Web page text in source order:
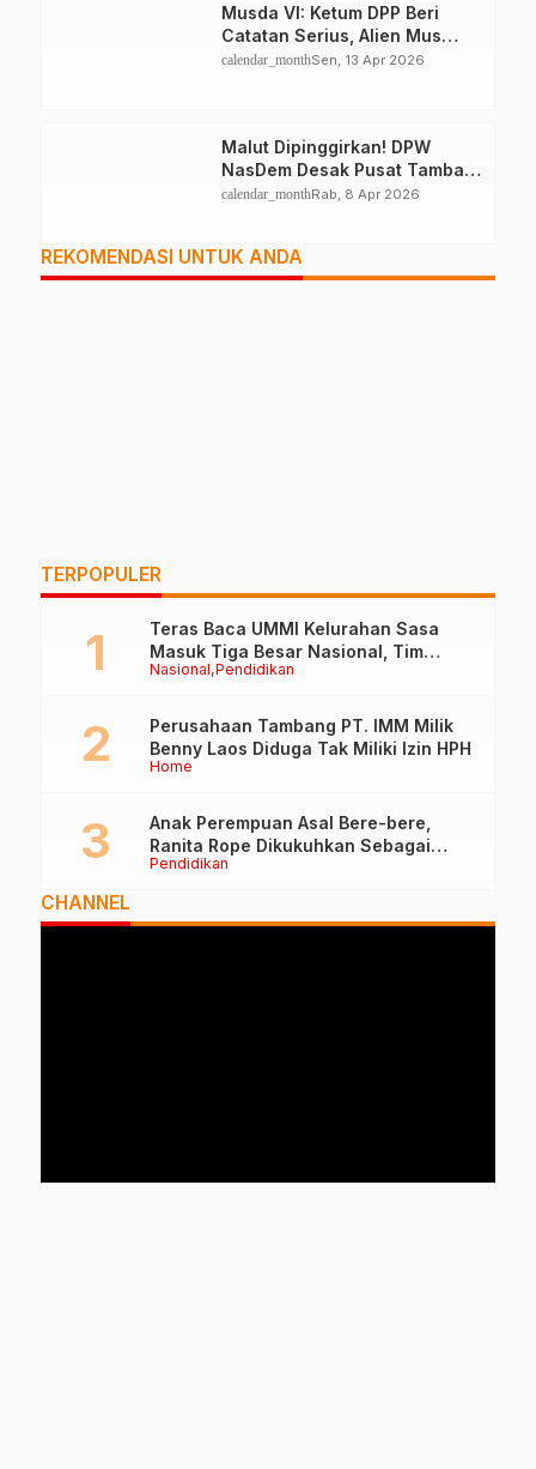
Musda VI: Ketum DPP Beri
Catatan Serius, Alien Mus
Mampu Atau Tidak?
calendar_monthSen, 13 Apr 2026
Malut Dipinggirkan! DPW
NasDem Desak Pusat Tambah
Kursi DPR RI, Jangan Tutup
calendar_monthRab, 8 Apr 2026
REKOMENDASI UNTUK ANDA
TERPOPULER
Nasional Pendidikan
Teras Baca UMMI Kelurahan Sasa
Masuk Tiga Besar Nasional, Tim
Penilai Lakukan Visitasi di Ternate
Home
Perusahaan Tambang PT. IMM Milik
Benny Laos Diduga Tak Miliki Izin HPH
Pendidikan
Anak Perempuan Asal Bere-bere,
Ranita Rope Dikukuhkan Sebagai
Guru Besar dan Rektor Ummu
CHANNEL